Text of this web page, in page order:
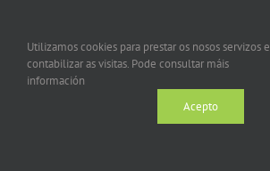
Utilizamos cookies para prestar os nosos servizos e
contabilizar as visitas. Pode consultar máis
información
Acepto